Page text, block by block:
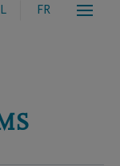
FR